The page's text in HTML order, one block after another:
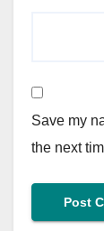
Save my
the next